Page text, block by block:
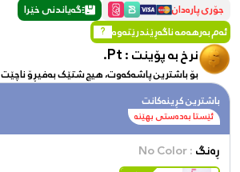
جۆری پارەدان
گەیاندنی خێرا
ئەم بەرهەمە ناگەڕێندرێتەوە ?
نرخ بە پۆینت :Pt.
بۆ باشترین پاشەکەوت، هیچ شتێک بەفیڕۆ ناچێت
باشترین کڕینەکانت
ئێستا بەدەستی بهێنە
ڕەنگ: No Color